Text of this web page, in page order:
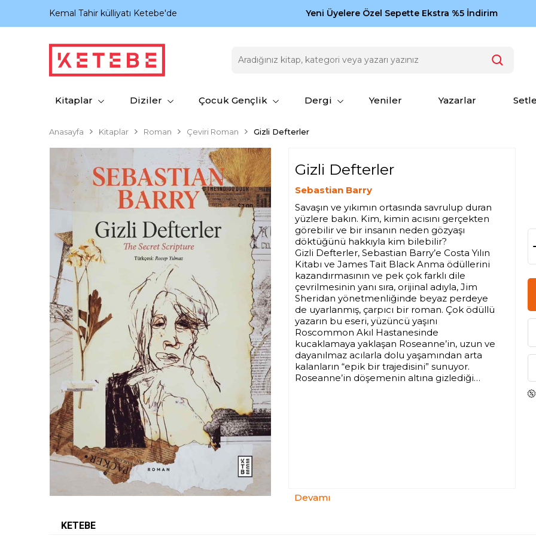
Kemal Tahir külliyatı Ketebe'de Zamansız eserler Ketebe'de: Cengiz Aytmatov
Yeni Üyelere Özel Sepette Ekstra %5 İndirim
Kitaplar Diziler Çocuk Gençlik Dergi Yeniler Yazarlar
Anasayfa Kitaplar Roman Çeviri Roman Gizli Defterler
Gizli Defterler
Sebastian Barry
Savaşın ve yıkımın ortasında savrulup duran
yüzlere bakın. Kim, kimin acısını gerçekten
görebilir ve bir insanın neden gözyaşı
döktüğünü hakkıyla kim bilebilir?
Gizli Defterler, Sebastian Barry’e Costa Yılın
Kitabı ve James Tait Black Anma ödüllerini
kazandırmasının ve pek çok farklı dile
çevrilmesinin yanı sıra, orijinal adıyla, Jim
Sheridan yönetmenliğinde beyaz perdeye
de uyarlanmış, çarpıcı bir roman. Çok ödüllü
yazarın bu eseri, yüzüncü yaşını
Roscommon Akıl Hastanesinde
kucaklamaya yaklaşan Roseanne’in, uzun ve
dayanılmaz acılarla dolu yaşamından arta
kalanların “epik bir trajedisini” sunuyor.
Roseanne’in döşemenin altına gizlediği
hayranlık uyandıran güzelliğini herkesin
Devamı
KETEBE